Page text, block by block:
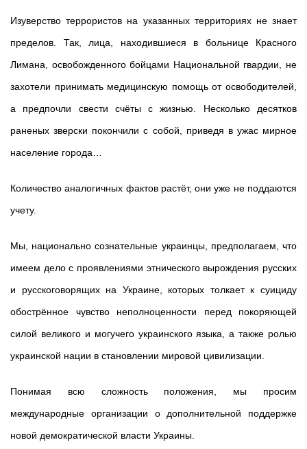
Изуверство террористов на указанных территориях не знает
пределов. Так, лица, находившиеся в больнице Красного
Лимана, освобожденного бойцами Национальной гвардии, не
захотели принимать медицинскую помощь от освободителей,
а предпочли свести счёты с жизнью. Несколько десятков
раненых зверски покончили с собой, приведя в ужас мирное
население города…
Количество аналогичных фактов растёт, они уже не поддаются
учету.
Мы, национально сознательные украинцы, предполагаем, что
имеем дело с проявлениями этнического вырождения русских
и русскоговорящих на Украине, которых толкает к суициду
обострённое чувство неполноценности перед покоряющей
силой великого и могучего украинского языка, а также ролью
украинской нации в становлении мировой цивилизации.
Понимая всю сложность положения, мы просим
международные организации о дополнительной поддержке
новой демократической власти Украины.